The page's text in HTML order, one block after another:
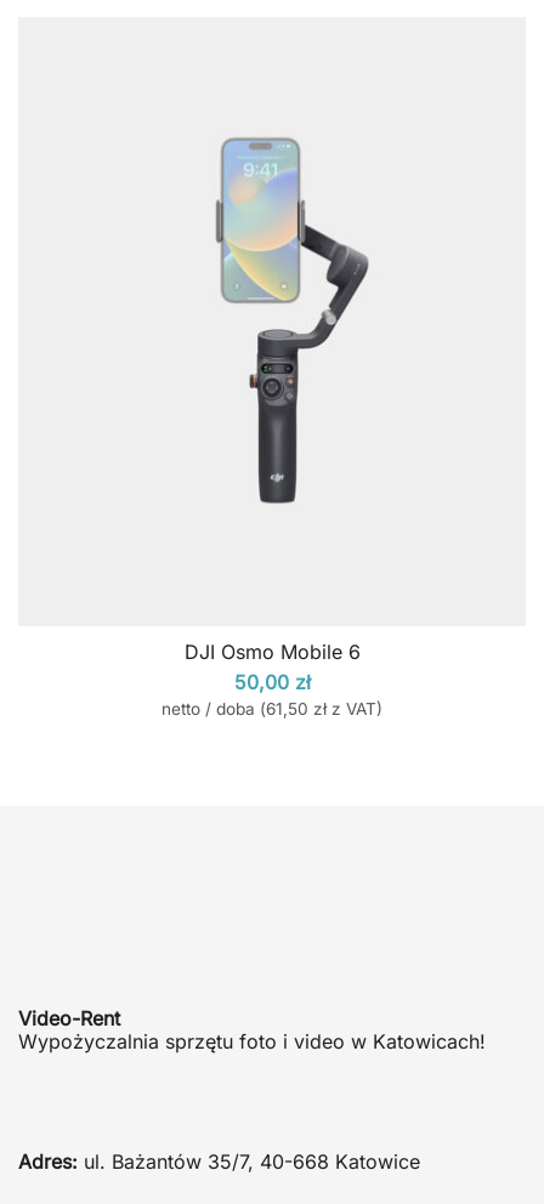
DJI Osmo Mobile 6
50,00 zł
netto / doba (61,50 złz VAT)
Video-Rent
Wypożyczalnia sprzętu foto i video w Katowicach!
Adres: ul. Bażantów 35/7, 40-668 Katowice